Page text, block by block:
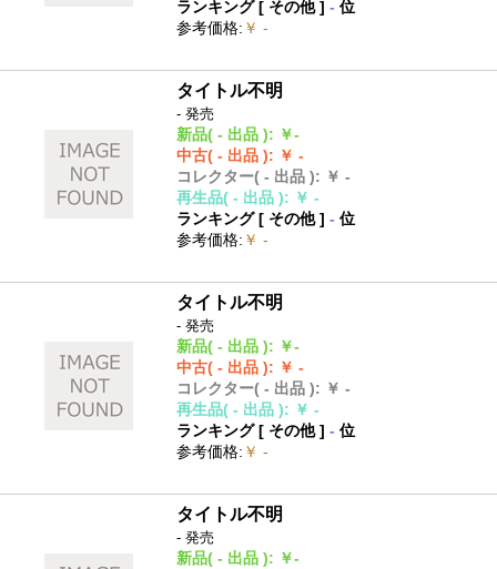
ランキング [ その他]- 位
参考価格: ￥ -
タイトル不明
- 発売
新品( - 出品 ): ￥-
中古( - 出品 ): ￥ -
コレクター( - 出品 ): ￥ -
再生品( - 出品 ): ￥ -
ランキング [ その他]- 位
参考価格: ￥ -
タイトル不明
- 発売
新品( - 出品 ): ￥-
中古( - 出品 ): ￥ -
コレクター( - 出品 ): ￥ -
再生品( - 出品 ): ￥ -
ランキング [ その他]- 位
参考価格: ￥ -
タイトル不明
- 発売
新品( - 出品 ): ￥-